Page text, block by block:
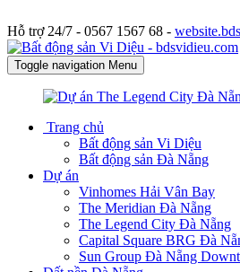
Hỗ trợ 24/7 - 0567 1567 68 -
Toggle navigation Menu
Trang chủ
Bất động sản Vi Diệu
Bất động sản Đà Nẵng
Dự án
Vinhomes Hải Vân Bay
The Meridian Đà Nẵng
The Legend City Đà Nẵng
Capital Square BRG Đà
Sun Group Đà Nẵng